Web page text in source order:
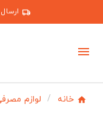
خانه لوازم